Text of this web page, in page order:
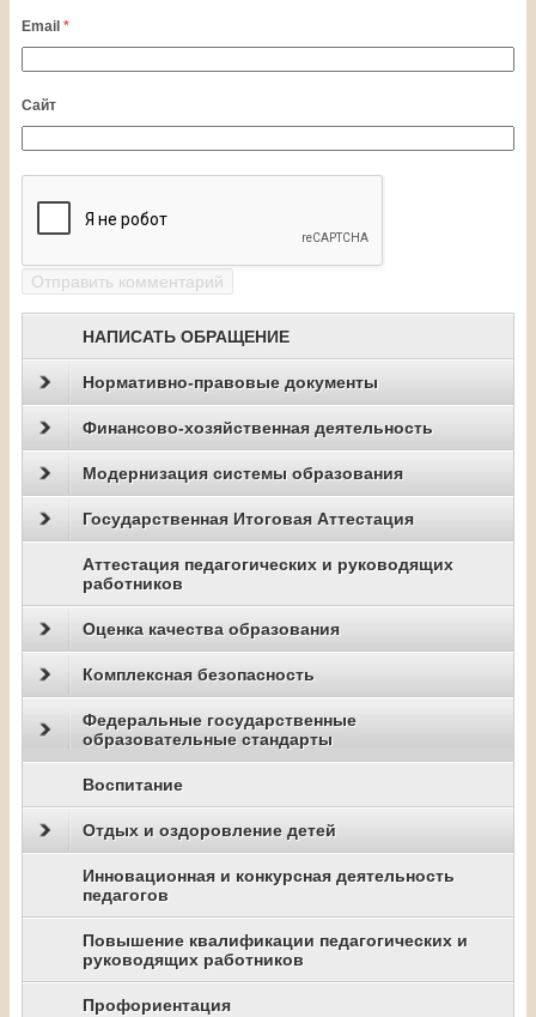
Email *
Сайт
НАПИСАТЬ ОБРАЩЕНИЕ
Нормативно-правовые документы
Финансово-хозяйственная деятельность
Модернизация системы образования
Государственная Итоговая Аттестация
Аттестация педагогических и руководящих
работников
Оценка качества образования
Комплексная безопасность
Федеральные государственные
образовательные стандарты
Воспитание
Отдых и оздоровление детей
Инновационная и конкурсная деятельность
педагогов
Повышение квалификации педагогических и
руководящих работников
Профориентация